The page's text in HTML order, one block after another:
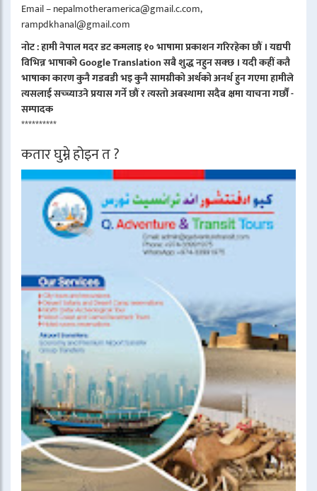
Email – nepalmotheramerica@gmail.c.com,
rampdkhanal@gmail.com
नोट : हामी नेपाल मदर डट कमलाइ १० भाषामा प्रकाशन गरिरहेका छौं । यद्यपी
विभिन्न भाषाको Google Translation सबै शुद्ध नहुन सक्छ । यदी कहीं कतै
भाषाका कारण कुनै गडबडी भइ कुनै सामग्रीको अर्थको अनर्थ हुन गएमा हामीले
त्यसलाई सच्च्याउने प्रयास गर्ने छौं र त्यस्तो अबस्थामा सदैब क्षमा याचना गर्छौं -
सम्पादक
**********
कतार घुम्ने होइन त ?